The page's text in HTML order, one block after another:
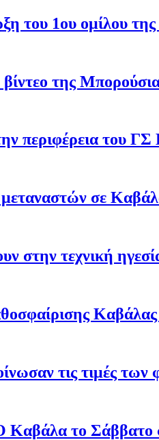
του 1ου ομίλου
της
περιφέρεια του ΓΣ
μεταναστών σε
στην τεχνική
τις τιμές των
Καβάλα το Σάββατο